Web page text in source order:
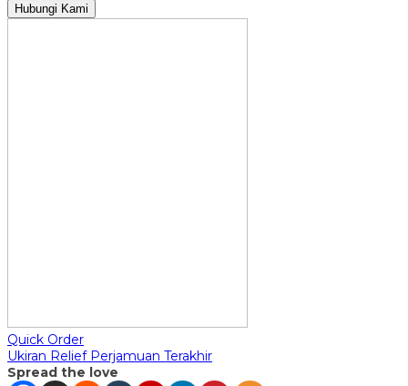
Hubungi Kami
Quick Order
Ukiran Relief Perjamuan Terakhir
Spread the love